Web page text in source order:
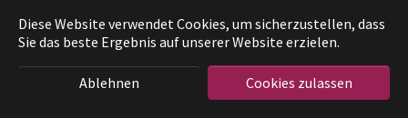
Diese Website verwendet Cookies, um sicherzustellen, dass
Sie das beste Ergebnis auf unserer Website erzielen.
Ablehnen Cookies zulassen